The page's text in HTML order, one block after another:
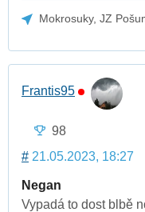
Mokrosuky, JZ
Frantis95
98
# 21.05.2023, 18:27
Negan
Vypadá to dost blbě